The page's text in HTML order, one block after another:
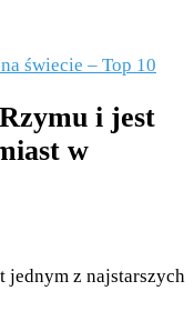
świecie – Top 10
i jest
w